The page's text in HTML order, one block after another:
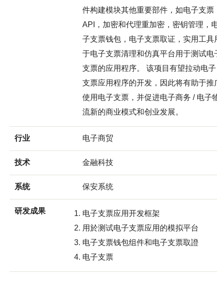
件构建模块其他重要部件，如电子支票
API，加密和代理重加密，密钥管理，
子支票钱包，电子支票取证，实用工具
于电子支票清理和仿真平台用于测试电
支票的应用程序。 该项目有望拉动电子
支票应用程序的开发，因此将有助于推
使用电子支票，并促进电子商务 / 电子
流新的商业模式和创业发展。
行业 电子商贸
技术 金融科技
系统 保安系统
研发成果
电子支票应用开发框架
用於测试电子支票应用的模拟平台
电子支票钱包组件和电子支票取證
电子支票